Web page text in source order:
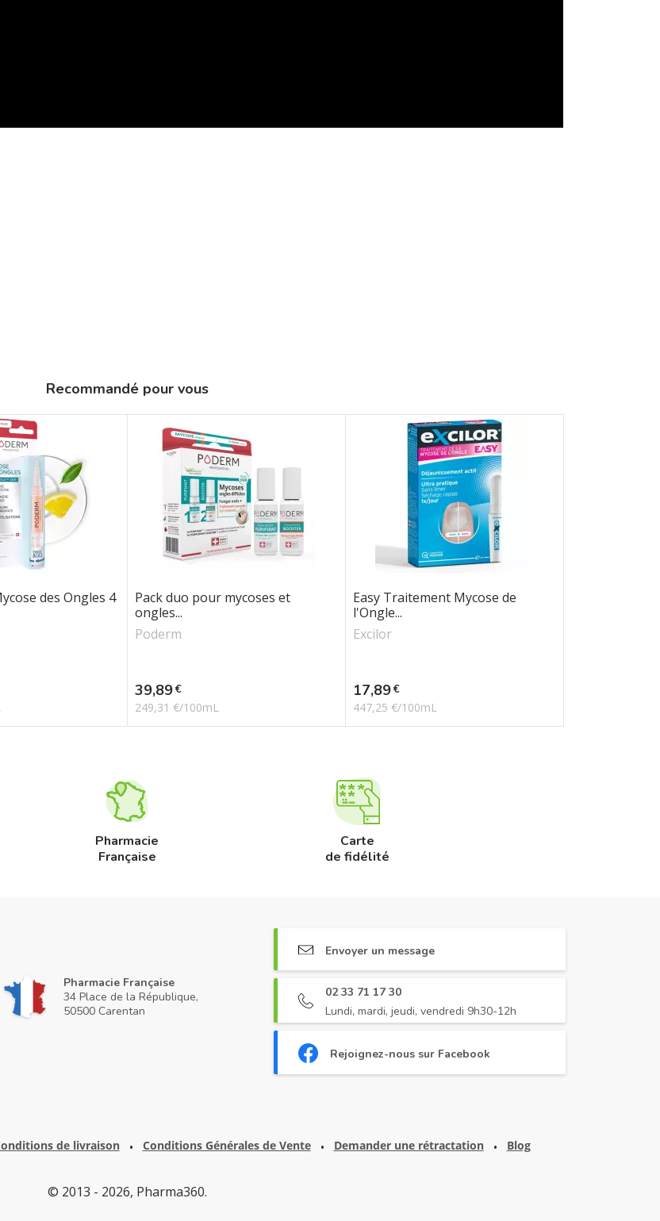
Recommandé pour vous
des Ongles 4
Pack duo pour mycoses et
ongles...
Poderm
Prix
39,89€
249,31 €/100mL
Easy Traitement Mycose de
l'Ongle...
Excilor
Prix
17,89€
447,25 €/100mL
Pharmacie
Française
Carte
de fidélité
Pharmacie Française
34 Place de la République,
50500 Carentan
Envoyer un message
02 33 71 17 30
Lundi, mardi, jeudi, vendredi 9h30-12h
Rejoignez-nous sur Facebook
de livraison • Conditions Générales de Vente • Demander une rétractation • Blog
© 2013 - 2026, Pharma360.